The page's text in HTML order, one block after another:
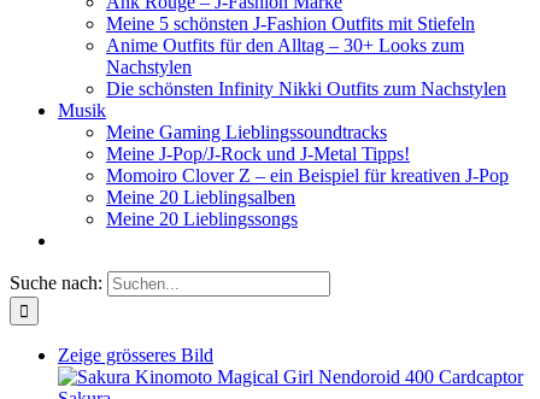
Meine 5 schönsten J-Fashion Outfits mit Stiefeln
Anime Outfits für den Alltag – 30+ Looks zum
Nachstylen
Die schönsten Infinity Nikki Outfits zum Nachstylen
Musik
Meine Gaming Lieblingssoundtracks
Meine J-Pop/J-Rock und J-Metal Tipps!
Momoiro Clover Z – ein Beispiel für kreativen J-Pop
Meine 20 Lieblingsalben
Meine 20 Lieblingssongs
Suche nach:
Zeige grösseres Bild